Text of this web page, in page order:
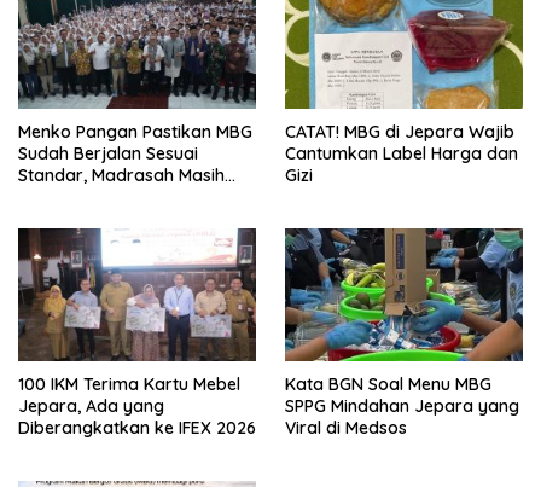
Menko Pangan Pastikan MBG
Sudah Berjalan Sesuai
Standar, Madrasah Masih
CATAT! MBG di Jepara Wajib
Cantumkan Label Harga dan
Gizi
100 IKM Terima Kartu Mebel
Jepara, Ada yang
Diberangkatkan ke IFEX 2026
Kata BGN Soal Menu MBG
SPPG Mindahan Jepara yang
Viral di Medsos